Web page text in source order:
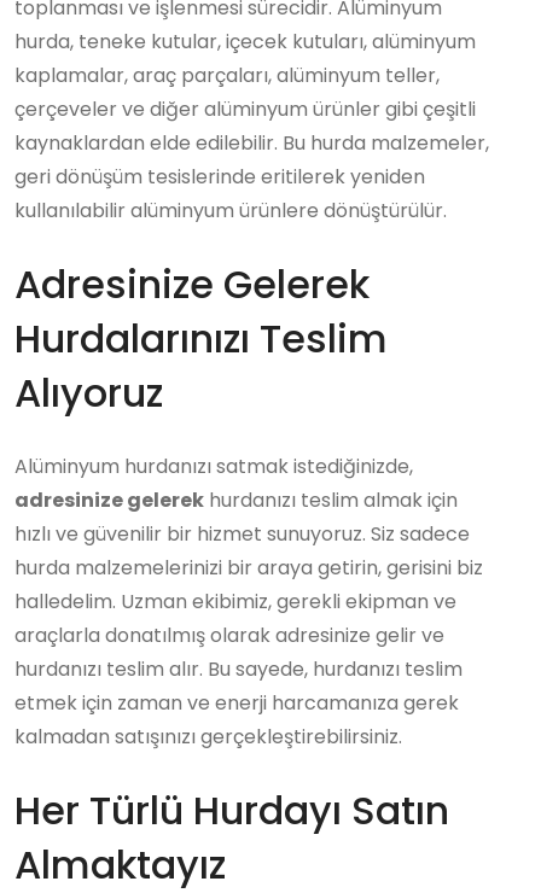
toplanması ve işlenmesi sürecidir. Alüminyum
hurda, teneke kutular, içecek kutuları, alüminyum
kaplamalar, araç parçaları, alüminyum teller,
çerçeveler ve diğer alüminyum ürünler gibi çeşitli
kaynaklardan elde edilebilir. Bu hurda malzemeler,
geri dönüşüm tesislerinde eritilerek yeniden
kullanılabilir alüminyum ürünlere dönüştürülür.
Adresinize Gelerek
Hurdalarınızı Teslim
Alıyoruz
Alüminyum hurdanızı satmak istediğinizde,
adresinize gelerek hurdanızı teslim almak için
hızlı ve güvenilir bir hizmet sunuyoruz. Siz sadece
hurda malzemelerinizi bir araya getirin, gerisini biz
halledelim. Uzman ekibimiz, gerekli ekipman ve
araçlarla donatılmış olarak adresinize gelir ve
hurdanızı teslim alır. Bu sayede, hurdanızı teslim
etmek için zaman ve enerji harcamanıza gerek
kalmadan satışınızı gerçekleştirebilirsiniz.
Her Türlü Hurdayı Satın
Almaktayız